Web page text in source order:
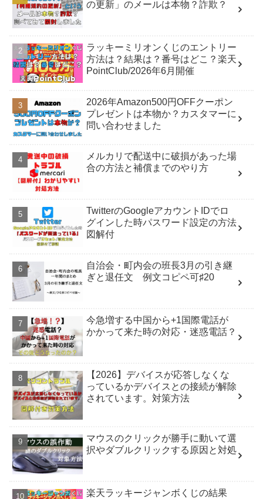
の更新」のメールは本物？詐欺？
ラッキーミリオンくじのエントリー
方法は？結果は？番号はどこ？楽天
PointClub/2026年6月開催
2026年Amazon500円OFFクーポン
プレゼントは本物か？カスタマーに
問い合わせました
メルカリで配送中に破損があった場
合の方法と補償までのやり方
TwitterのGoogleアカウントIDでロ
グインした時パスワード設定の方法
図解付
自治会・町内会の班長3月の引き継
ぎと退任文 例文コピペ可♯20
今急増する中国から+1国際電話が
かかって来た時の対応・迷惑電話？
【2026】デバイスが応答しなくな
っているかデバイスとの接続が解除
されています。対策方法
マウスのクリックが勝手に動いて選
択やダブルクリックする原因と対処
楽天ラッキージャンボくじの結果